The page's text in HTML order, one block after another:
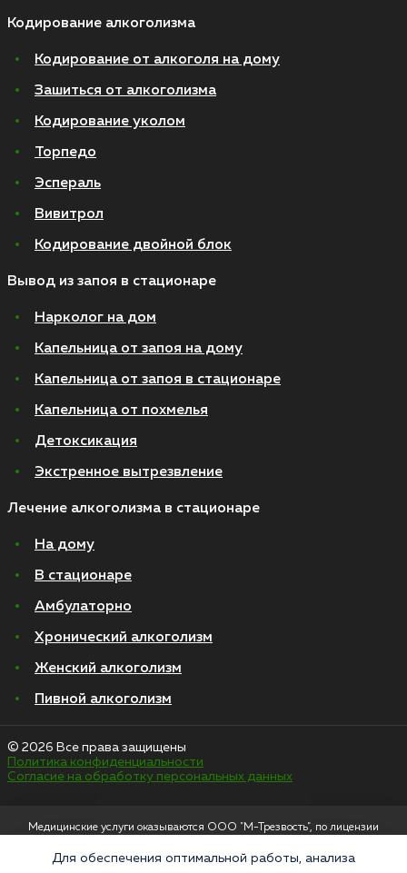
Кодирование алкоголизма
Кодирование от алкоголя на дому
Зашиться от алкоголизма
Кодирование уколом
Торпедо
Эспераль
Вивитрол
Кодирование двойной блок
Вывод из запоя в стационаре
Нарколог на дом
Капельница от запоя на дому
Капельница от запоя в стационаре
Капельница от похмелья
Детоксикация
Экстренное вытрезвление
Лечение алкоголизма в стационаре
На дому
В стационаре
Амбулаторно
Хронический алкоголизм
Женский алкоголизм
Пивной алкоголизм
© 2026 Все права защищены
Политика конфиденциальности
Согласие на обработку персональных данных
Медицинские услуги оказываются ООО "М-Трезвость", по лицензии
Москва, улица 8 Марта, 1с12, подъезд 1
Для обеспечения оптимальной работы, анализа